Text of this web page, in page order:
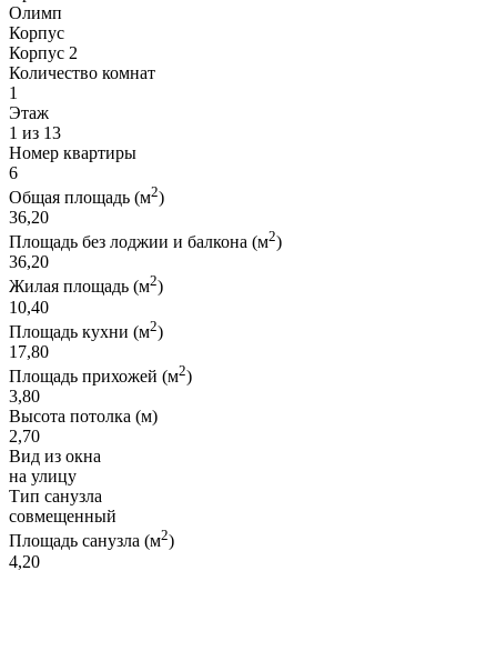
Олимп
Корпус
Корпус 2
Количество комнат
1
Этаж
1 из 13
Номер квартиры
6
Общая площадь (м2)
36,20
Площадь без лоджии и балкона (м2)
36,20
Жилая площадь (м2)
10,40
Площадь кухни (м2)
17,80
Площадь прихожей (м2)
3,80
Высота потолка (м)
2,70
Вид из окна
на улицу
Тип санузла
совмещенный
Площадь санузла (м2)
4,20